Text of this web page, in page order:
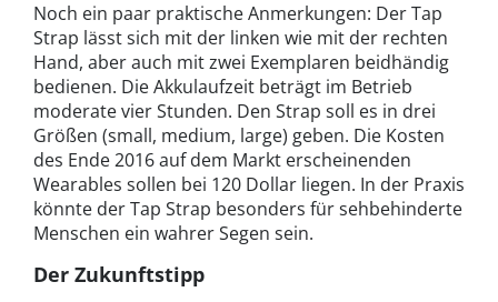
Noch ein paar praktische Anmerkungen: Der Tap
Strap lässt sich mit der linken wie mit der rechten
Hand, aber auch mit zwei Exemplaren beidhändig
bedienen. Die Akkulaufzeit beträgt im Betrieb
moderate vier Stunden. Den Strap soll es in drei
Größen (small, medium, large) geben. Die Kosten
des Ende 2016 auf dem Markt erscheinenden
Wearables sollen bei 120 Dollar liegen. In der Praxis
könnte der Tap Strap besonders für sehbehinderte
Menschen ein wahrer Segen sein.
Der Zukunftstipp